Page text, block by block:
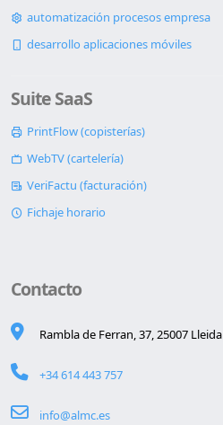
automatización procesos empresa
desarrollo aplicaciones móviles
Suite SaaS
PrintFlow (copisterías)
WebTV (cartelería)
VeriFactu (facturación)
Fichaje horario
Contacto
Rambla de Ferran, 37, 25007 Lleida
+34 614 443 757
info@almc.es